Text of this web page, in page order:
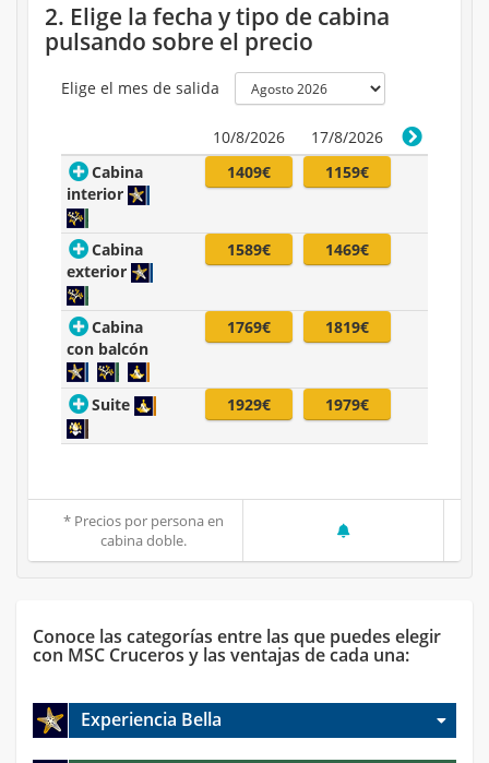
2. Elige la fecha y tipo de cabina
pulsando sobre el precio
Elige el mes de salida
10/8/2026
17/8/2026
Cabina
interior
1409€ 1159€
Cabina
exterior
1589€ 1469€
Cabina
con balcón
1769€ 1819€
Suite 1929€ 1979€
* Precios por persona en
cabina doble.
Conoce las categorías entre las que puedes elegir
con MSC Cruceros y las ventajas de cada una:
Experiencia Bella